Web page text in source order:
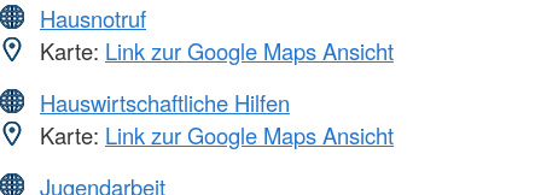
Hausnotruf
Karte: Link zur Google Maps Ansicht
Hauswirtschaftliche Hilfen
Karte: Link zur Google Maps Ansicht
Jugendarbeit